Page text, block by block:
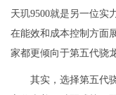
天玑9500就是另一位实
在能效和成本控制方面
家都更倾向于第五代骁
其实，选择第五代